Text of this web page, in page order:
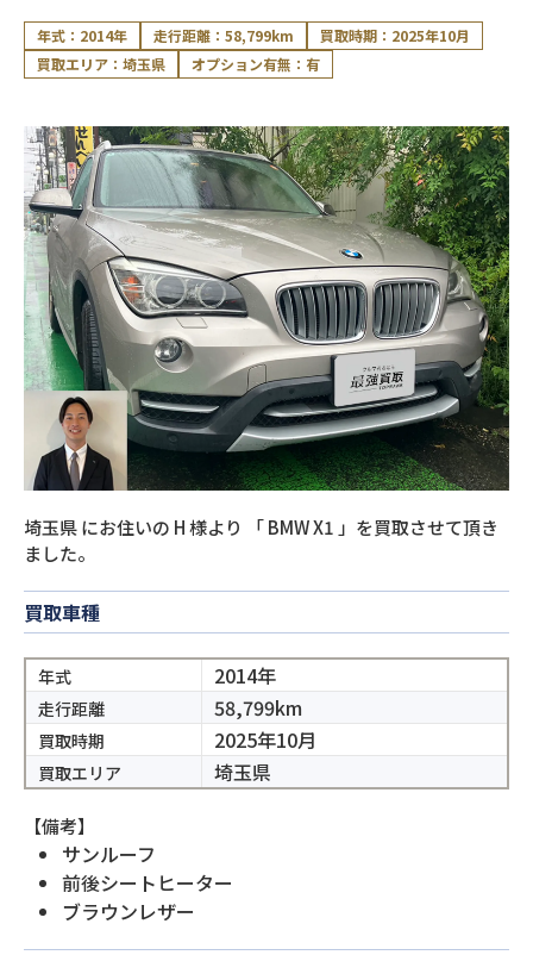
閉じる
年式：2014年 走行距離：58,799km
買取時期：2025年10月
買取エリア：埼玉県
オプション有無：有
埼玉県にお住いの H様より 「BMW X1 」を買取させて頂き
ました。
買取車種
年式 2014年
走行距離 58,799km
買取時期 2025年10月
買取エリア 埼玉県
【備考】
サンルーフ
前後シートヒーター
ブラウンレザー